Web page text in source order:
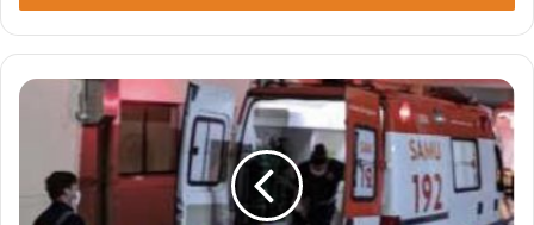
de
email
Madrugada
violenta
menos
dois